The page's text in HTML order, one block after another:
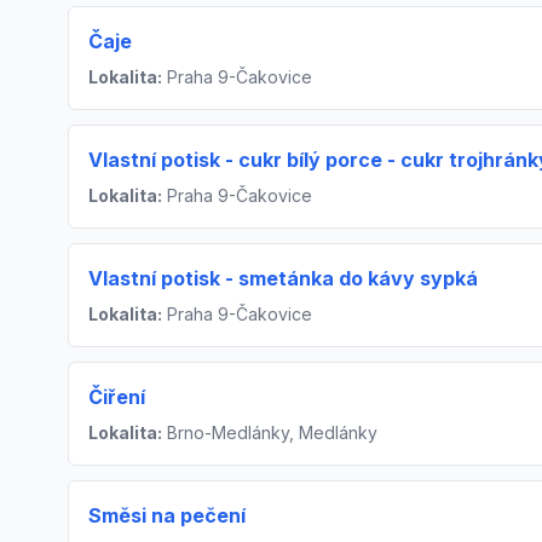
Čaje
Lokalita: Praha 9-Čakovice
Vlastní potisk - cukr bílý porce - cukr
Lokalita: Praha 9-Čakovice
Vlastní potisk - smetánka do kávy sypká
Lokalita: Praha 9-Čakovice
Čiření
Lokalita: Brno-Medlánky, Medlánky
Směsi na pečení